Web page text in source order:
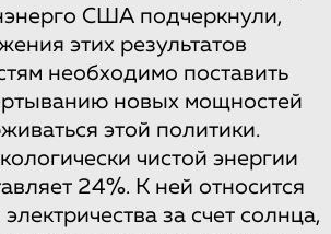
США подчеркнули,
этих результатов
необходимо поставить
новых мощностей
этой политики.
чистой энергии
24%. К ней относится
за счет солнца,